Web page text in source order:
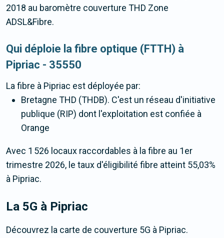
2018 au baromètre couverture THD Zone
ADSL&Fibre.
Qui déploie la fibre optique (FTTH) à
Pipriac - 35550
La fibre à Pipriac est déployée par:
Bretagne THD (THDB). C'est un réseau d'initiative
publique (RIP) dont l'exploitation est confiée à
Orange
Avec 1 526 locaux raccordables à la fibre au 1er
trimestre 2026, le taux d'éligibilité fibre atteint 55,03%
à Pipriac.
La 5G à Pipriac
Découvrez la carte de couverture 5G à Pipriac.